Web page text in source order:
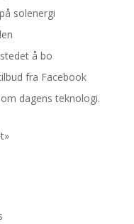
solenergi
å bo
fra Facebook
dagens teknologi.